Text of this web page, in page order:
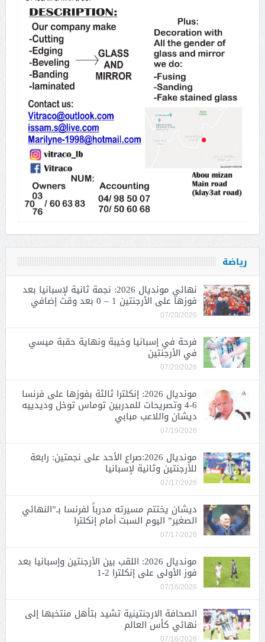
رياضة
نهائي مونديال 2026: نجمة ثانية لإسبانيا بعد
فوزها على الأرجنتين 1 – 0 بعد وقت إضافي
07/20/2026
فرحة في إسبانيا وخيبة ونهاية حقبة ميسي
في الأرجنتين
07/20/2026
مونديال 2026: إنكلترا ثالثة بفوزها على فرنسا
6-4 وتصريحات للمدربين توماس توخل وديدييه
ديشان واللاعب مبابي
07/19/2026
مونديال 2026:صراع الأحد على نجمتين: رابعة
للأرجنتين وثانية لإسبانيا
07/17/2026
ديشان يختتم مسيرته مدرباً لفرنسا بـ”النهائي
الصغير” اليوم السبت أمام إنكلترا
07/17/2026
مونديال 2026: اللقب بين الأرجنتين وإسبانيا بعد
فوز الأولى على إنكلترا 2-1
07/16/2026
الصحافة الارجنتينية تشيد بتأهل منتخبها إلى
نهائي كأس العالم
07/16/2026